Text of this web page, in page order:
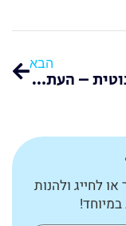
הבא
חניה רובוטית – העתיד של החניה העירונית כבר כאן
לחייג ולהנות